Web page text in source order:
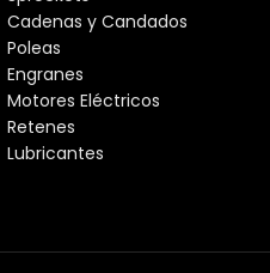
Cadenas y Candados
Poleas
Engranes
Motores Eléctricos
Retenes
Lubricantes